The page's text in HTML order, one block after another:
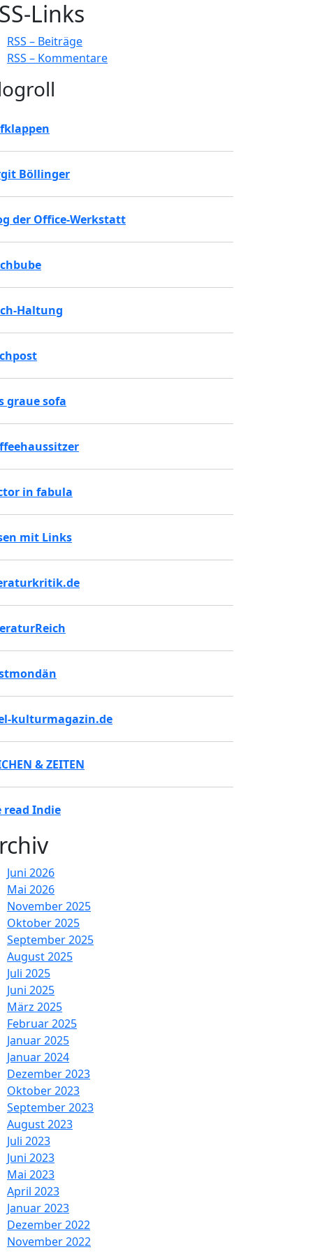
Links
RSS – Beiträge
RSS – Kommentare
Böllinger
der Office-Werkstatt
Haltung
graue sofa
in fabula
mit Links
kulturmagazin.de
& ZEITEN
read Indie
Juni 2026
Mai 2026
November 2025
Oktober 2025
September 2025
August 2025
Juli 2025
Juni 2025
März 2025
Februar 2025
Januar 2025
Januar 2024
Dezember 2023
Oktober 2023
September 2023
August 2023
Juli 2023
Juni 2023
Mai 2023
April 2023
Januar 2023
Dezember 2022
November 2022